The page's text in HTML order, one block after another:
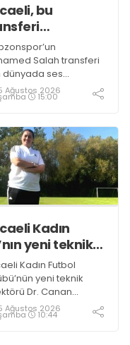
bu
Salah transferi
dünyada ses
Kocaeli
de çok
yerini aldı.
Ağustos 2026
15:00
Kadın
yeni teknik
belli oldu
Kadın Futbol
yeni teknik
Dr. Canan
oldu.
Ağustos 2026
10:44